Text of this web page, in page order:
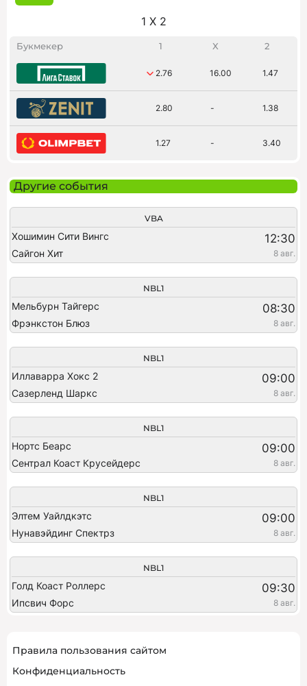
1 X 2
Букмекер 1 X 2
2.76 16.00 1.47
2.80 - 1.38
1.27 - 3.40
Другие события
VBA
Хошимин Сити Вингс 12:30
Сайгон Хит 8 авг.
NBL1
Мельбурн Тайгерс 08:30
Фрэнкстон Блюз 8 авг.
NBL1
Иллаварра Хокс 2 09:00
Сазерленд Шаркс 8 авг.
NBL1
Нортс Беарс 09:00
Сентрал Коаст Крусейдерс 8 авг.
NBL1
Элтем Уайлдкэтс 09:00
Нунавэйдинг Спектрз 8 авг.
NBL1
Голд Коаст Роллерс 09:30
Ипсвич Форс 8 авг.
Правила пользования сайтом
Конфиденциальность